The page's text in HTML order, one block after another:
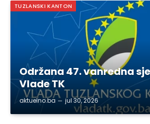
TUZLANSKI KANTON
Održana 47. vanredna
Vlade TK
aktuelno.ba jul 30, 2026